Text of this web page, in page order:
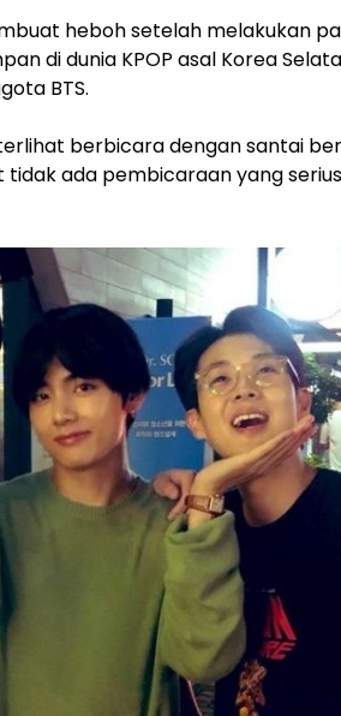
heboh setelah melakukan
di dunia KPOP asal Korea
BTS.
berbicara dengan santai
tidak ada pembicaraan yang